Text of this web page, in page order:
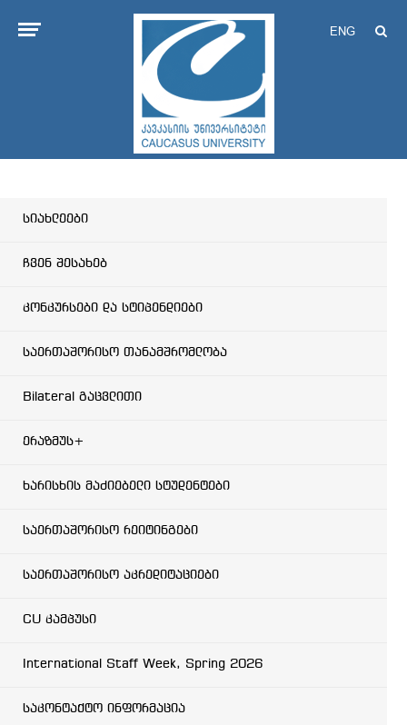
ENG
სიახლეები
ჩვენ შესახებ
კონკურსები და სტიპენდიები
საერთაშორისო თანამშრომლობა
Bilateral გაცვლითი
ერაზმუს+
ხარისხის მაძიებელი სტუდენტები
საერთაშორისო რეიტინგები
საერთაშორისო აკრედიტაციები
CU კამპუსი
International Staff Week, Spring 2026
საკონტაქტო ინფორმაცია